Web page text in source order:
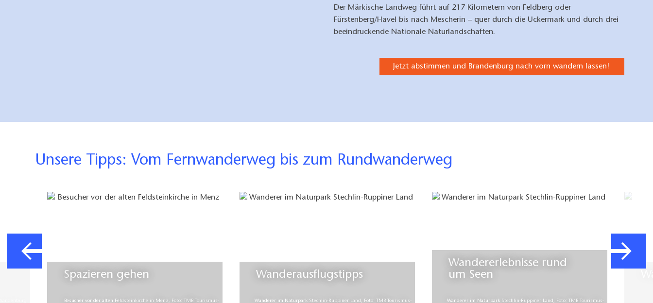
Der Märkische Landweg führt auf 217 Kilometern von Feldberg oder
Fürstenberg/Havel bis nach Mescherin – quer durch die Uckermark und durch drei
beeindruckende Nationale Naturlandschaften.
Jetzt abstimmen und Brandenburg nach vorn wandern lassen!
Unsere Tipps: Vom Fernwanderweg bis zum Rundwanderweg
Spazieren gehen Wanderausflugstipps
Wandererlebnisse rund
um Seen